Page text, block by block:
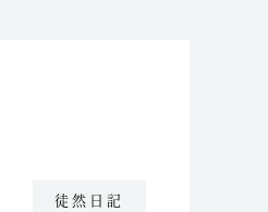
徒然日記